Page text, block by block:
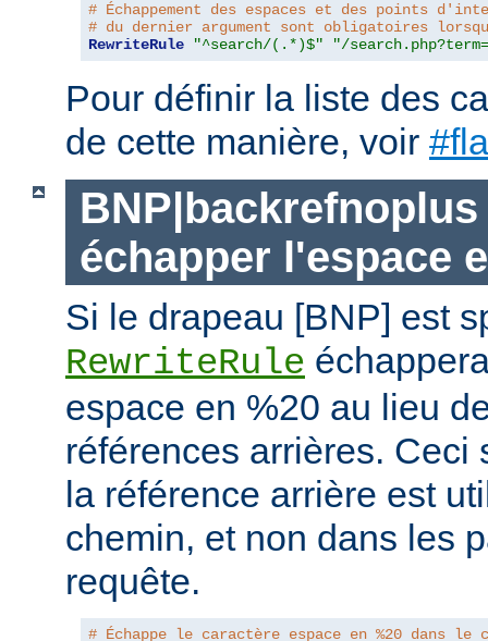
# Échappement des espaces et des points
# du dernier argument sont obligatoires
RewriteRule
"^search/(.*)$" "/
Pour définir la liste des
de cette manière, voir
BNP|backrefnoplus
échapper l'espace
Si le drapeau [BNP] est
RewriteRule
espace en %20 au lieu
références arrières. Ceci
la référence arrière est
chemin, et non dans les
requête.
# Échappe le caractère espace en %20 dans le